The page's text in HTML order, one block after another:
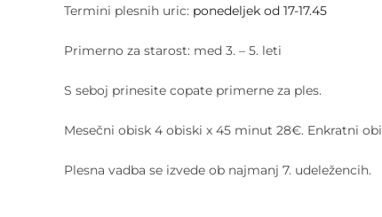
Termini plesnih uric: ponedeljek od 17-17.45
Primerno za starost: med 3. – 5. leti
S seboj prinesite copate primerne za ples.
Mesečni obisk 4 obiski x 45 minut 28€. Enkratni
Plesna vadba se izvede ob najmanj 7. udeležencih.